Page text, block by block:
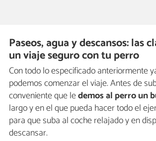
Paseos, agua y descansos: las
un viaje seguro con tu perro
Con todo lo especificado anteriormente
podemos comenzar el viaje. Antes de
conveniente que ledemos al perro un
largo y en el que pueda hacer todo el
para que suba al coche relajado y en
descansar.